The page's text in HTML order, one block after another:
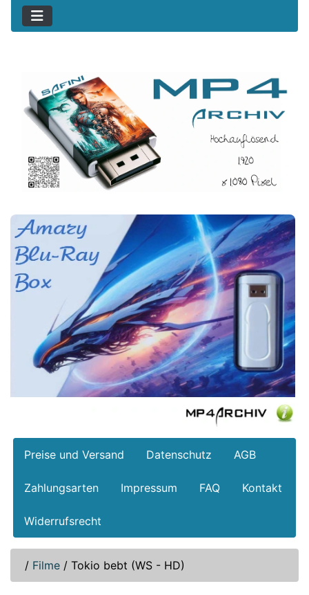
Preise und Versand Datenschutz AGB
Zahlungsarten Impressum FAQ Kontakt
Widerrufsrecht
/ Filme / Tokio bebt (WS - HD)